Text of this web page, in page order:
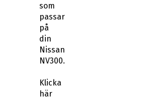
som
passar
på
din
Nissan
NV300.
Klicka
här